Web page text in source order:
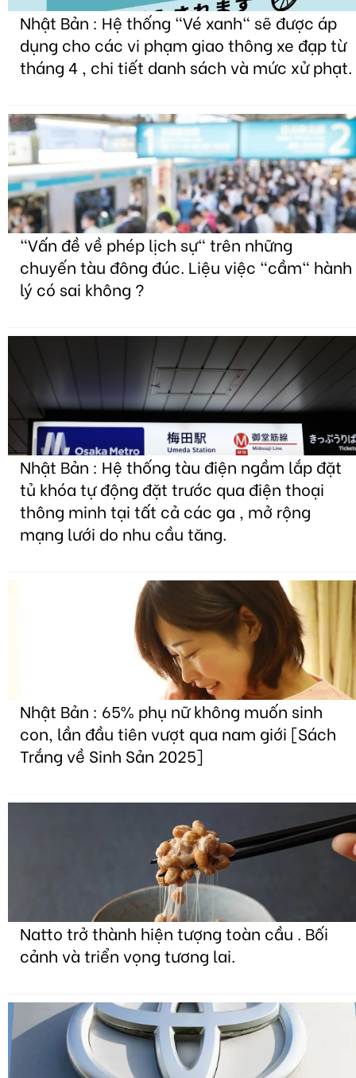
Nhật Bản : Hệ thống "Vé xanh" sẽ được áp
dụng cho các vi phạm giao thông xe đạp từ
tháng 4 , chi tiết danh sách và mức xử phạt.
"Vấn đề về phép lịch sự" trên những
chuyến tàu đông đúc. Liệu việc "cầm" hành
lý có sai không ?
Nhật Bản : Hệ thống tàu điện ngầm lắp đặt
tủ khóa tự động đặt trước qua điện thoại
thông minh tại tất cả các ga , mở rộng
mạng lưới do nhu cầu tăng.
Nhật Bản : 65% phụ nữ không muốn sinh
con, lần đầu tiên vượt qua nam giới [Sách
Trắng về Sinh Sản 2025]
Natto trở thành hiện tượng toàn cầu . Bối
cảnh và triển vọng tương lai.